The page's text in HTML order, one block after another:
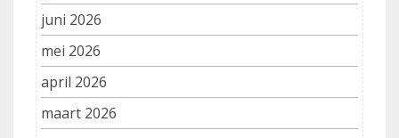
juni 2026
mei 2026
april 2026
maart 2026